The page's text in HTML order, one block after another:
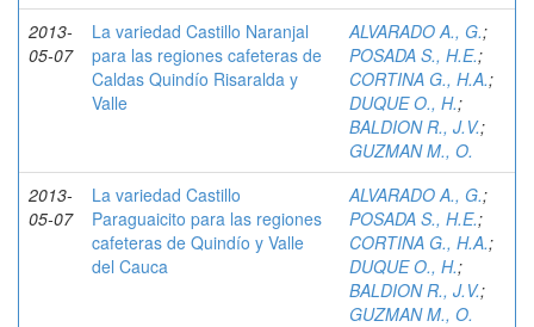
2013-
05-07
La variedad Castillo Naranjal
para las regiones cafeteras de
Caldas Quindío Risaralda y
Valle
ALVARADO A., G.;
POSADA S., H.E.;
CORTINA G., H.A.;
DUQUE O., H.;
BALDION R., J.V.;
GUZMAN M., O.
2013-
05-07
La variedad Castillo
Paraguaicito para las regiones
cafeteras de Quindío y Valle
del Cauca
ALVARADO A., G.;
POSADA S., H.E.;
CORTINA G., H.A.;
DUQUE O., H.;
BALDION R., J.V.;
GUZMAN M., O.